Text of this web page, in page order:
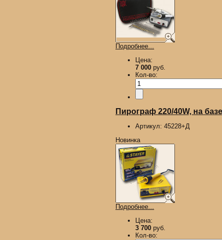
Подробнее...
Цена:
7 000 руб.
Кол-во:
Пирограф 220/40W, на
Артикул: 45228+Д
Новинка
Подробнее...
Цена:
3 700 руб.
Кол-во: